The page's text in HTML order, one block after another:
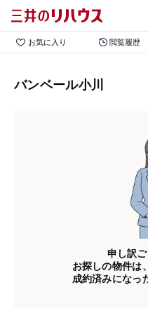
お気に入り 閲覧履歴
バンベール小川
申し訳ご
お探しの物件は
成約済みになっ